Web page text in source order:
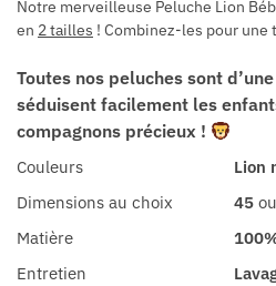
Notre merveilleuse Peluche Lion
en 2 tailles ! Combinez-les pour une
Toutes nos peluches sont
séduisent facilement les
compagnons précieux !
Couleurs
Lion
Dimensions au choix
45 ou
Matière
Entretien